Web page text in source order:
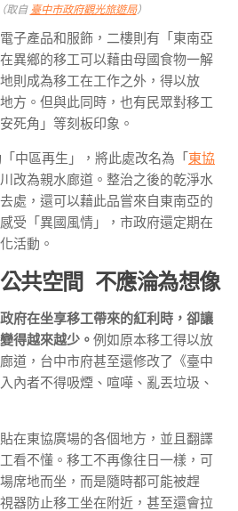
取自 臺中市政府觀光旅遊局）
子產品和服飾，二樓則有「東南亞
異鄉的移工可以藉由母國食物一解
則成為移工在工作之外，得以放
方。但與此同時，也有民眾對移工
死角」等刻板印象。
中區再生」，將此處改名為「 東協
改為親水廊道。整治之後的乾淨水
處，還可以藉此品嘗來自東南亞的
受「異國風情」，市政府還定期在
活動。
共空間 不應淪為想像
府在坐享移工帶來的紅利時，卻讓
得越來越少。 例如原本移工得以放
道，台中市府甚至還修改了《臺中
內者不得吸煙、喧嘩、亂丟垃圾、
在東協廣場的各個地方，並且翻譯
看不懂。移工不再像往日一樣，可
席地而坐，而是隨時都可能被趕
器防止移工坐在附近，甚至還會拉